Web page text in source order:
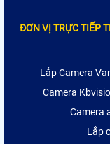
ĐƠN VỊ TRỰC TIẾP
Lắp Camera
Camera
Camera
Lắp